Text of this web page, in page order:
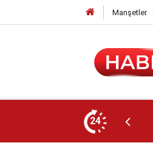
Manşetler
24